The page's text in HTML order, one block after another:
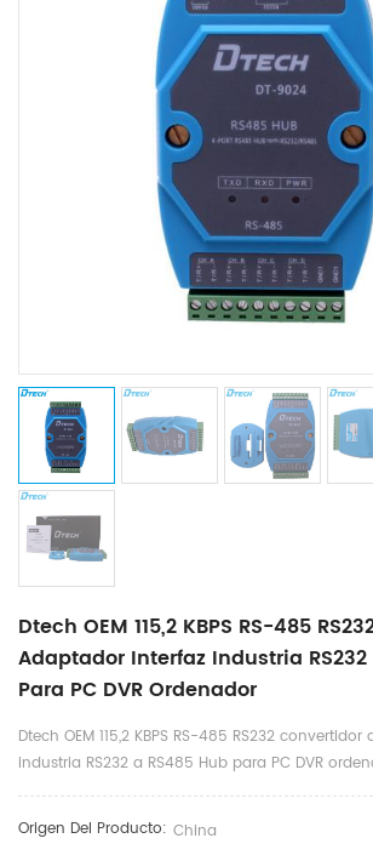
Dtech OEM 115,2 KBPS RS-485
Adaptador Interfaz Industria RS232
Para PC DVR Ordenador
Dtech OEM 115,2 KBPS RS-485 RS232
industria RS232 a RS485 Hub para PC DVR
Origen Del Producto: China